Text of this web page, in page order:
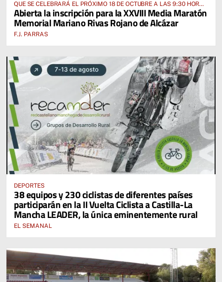
QUE SE CELEBRARÁ EL PRÓXIMO 18 DE OCTUBRE A LAS 9:30 HORAS
DESDE EL PABELLÓN VICENTE PANIAGUA
Abierta la inscripción para la XXVIII Media Maratón
Memorial Mariano Rivas Rojano de Alcázar
F.J. PARRAS
DEPORTES
38 equipos y 230 ciclistas de diferentes países
participarán en la II Vuelta Ciclista a Castilla-La
Mancha LEADER, la única eminentemente rural
EL SEMANAL